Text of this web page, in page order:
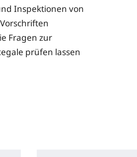
Inspektionen von
Fragen zur
prüfen lassen